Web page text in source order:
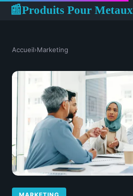
📰Produits Pour Metaux
Accueil›Marketing